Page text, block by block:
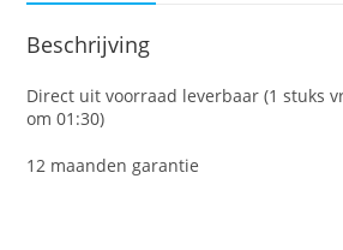
Beschrijving
Direct uit voorraad leverbaar (1 stuks
om 01:30)
12 maanden garantie